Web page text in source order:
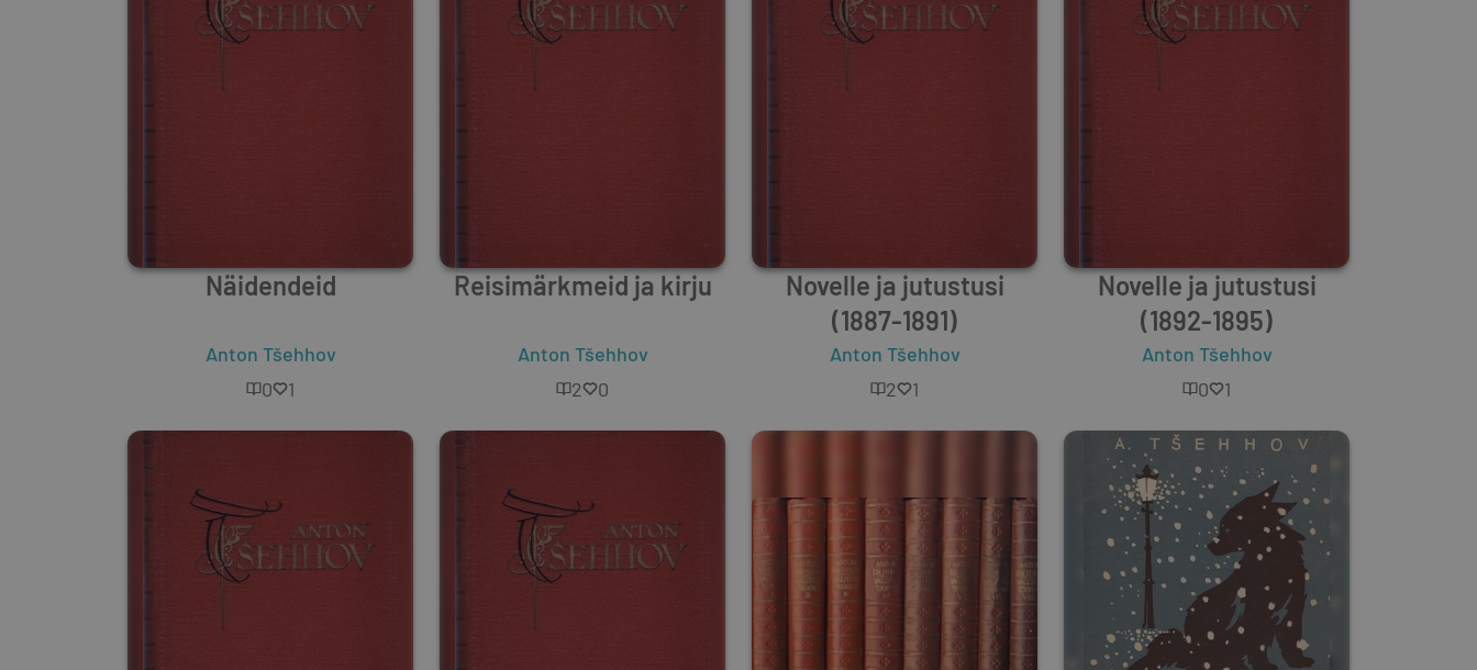
Näidendeid
Anton Tšehhov
0
1
Reisimärkmeid ja kirju
Anton Tšehhov
2
0
Novelle ja jutustusi
(1887-1891)
Anton Tšehhov
2
1
Novelle ja jutustusi
(1892-1895)
Anton Tšehhov
0
1